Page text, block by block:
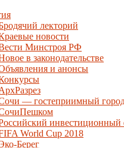
лекторий
новости
Минстроя РФ
в законодательстве
и анонсы
— гостеприимный
инвестиционный
World Cup 2018
Берег